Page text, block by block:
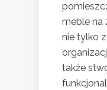
meble na
nie tylko
także